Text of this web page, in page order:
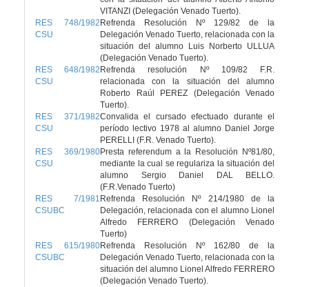
VITANZI (Delegación Venado Tuerto).
RES 748/1982
CSU
Refrenda Resolución Nº 129/82 de la
Delegación Venado Tuerto, relacionada con la
situación del alumno Luis Norberto ULLUA
(Delegación Venado Tuerto).
RES 648/1982
CSU
Refrenda resolución Nº 109/82 F.R.
relacionada con la situación del alumno
Roberto Raúl PEREZ (Delegación Venado
Tuerto).
RES 371/1982
CSU
Convalida el cursado efectuado durante el
período lectivo 1978 al alumno Daniel Jorge
PERELLI (F.R. Venado Tuerto).
RES 369/1980
CSU
Presta referendum a la Resolución Nº81/80,
mediante la cual se regulariza la situación del
alumno Sergio Daniel DAL BELLO.
(F.R.Venado Tuerto)
RES 7/1981
CSUBC
Refrenda Resolución Nº 214/1980 de la
Delegación, relacionada con el alumno Lionel
Alfredo FERRERO (Delegación Venado
Tuerto)
RES 615/1980
CSUBC
Refrenda Resolución Nº 162/80 de la
Delegación Venado Tuerto, relacionada con la
situación del alumno Lionel Alfredo FERRERO
(Delegación Venado Tuerto).